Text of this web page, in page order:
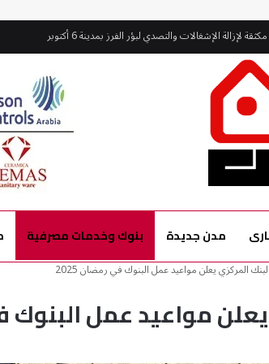
لإزالة الإشغالات والتصدي لبؤر الفرز بمدينة 6 أكتوبر
مدن جديدة بنوك وخدمات مصرفية
البنك المركزي يعلن مواعيد عمل البنوك في رمضان 2025
مواعيد عمل البنوك في